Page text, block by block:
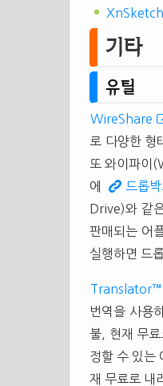
기타
유틸
WireShare
로 다양한 형
또 와이파이
에
드롭
Drive)와 같
판매되는 어
실행하면 드
Translator™
번역을 사용
불, 현재 무
정할 수 있는
재 무료로 내